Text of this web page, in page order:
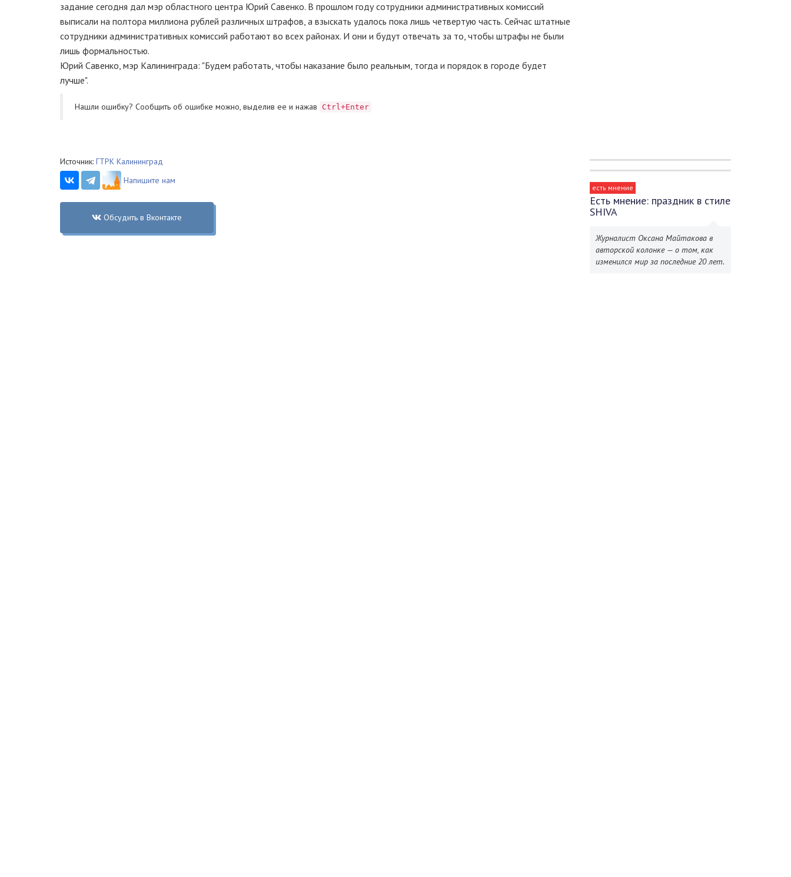
задание сегодня дал мэр областного центра Юрий Савенко. В прошлом году сотрудники административных комиссий
выписали на полтора миллиона рублей различных штрафов, а взыскать удалось пока лишь четвертую часть. Сейчас штатные
сотрудники административных комиссий работают во всех районах. И они и будут отвечать за то, чтобы штрафы не были
лишь формальностью.
Юрий Савенко, мэр Калининграда: "Будем работать, чтобы наказание было реальным, тогда и порядок в городе будет
лучше".
Нашли ошибку? Cообщить об ошибке можно, выделив ее и нажав Ctrl+Enter
Источник: ГТРК Калининград
Напишите нам
Обсудить в Вконтакте
есть мнение
Есть мнение: праздник в стиле
SHIVA
Журналист Оксана Майтакова в
авторской колонке — о том, как
изменился мир за последние 20 лет.